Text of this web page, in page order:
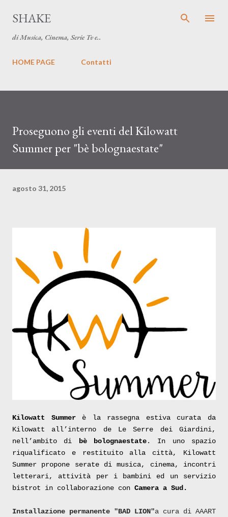
SHAKE
di Musica, Cinema, Serie Tv e..
HOME PAGE Contatti
Proseguono gli eventi del Kilowatt
Summer per "bè bolognaestate"
agosto 31, 2015
Kilowatt Summer
è la rassegna estiva curata da
Kilowatt all’interno de Le Serre dei Giardini,
nell’ambito di
bè bolognaestate. In uno spazio
riqualificato e restituito alla città, Kilowatt
Summer propone serate di musica, cinema, incontri
letterari, attività per i bambini ed un servizio
bistrot in collaborazione con Camera a Sud.
Installazione permanente "BAD LION"a cura di AAART